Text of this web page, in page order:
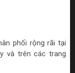
phối rộng rãi tại
và trên các trang